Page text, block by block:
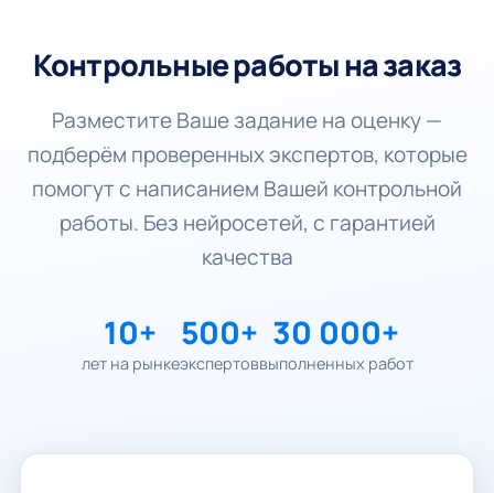
Контрольные работы на заказ
Разместите Ваше задание на оценку —
подберём проверенных экспертов, которые
помогут с написанием Вашей контрольной
работы. Без нейросетей, с гарантией
качества
10+
лет на рынке
500+
экспертов
30 000+
выполненных работ